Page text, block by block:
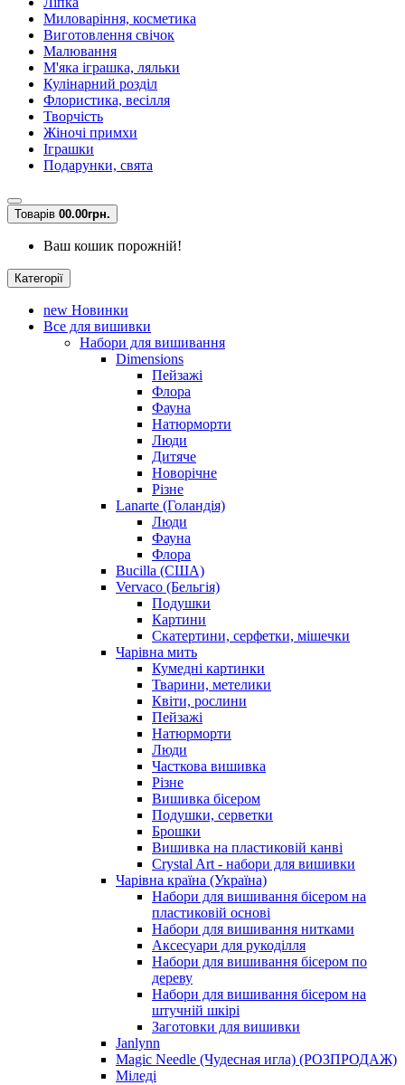
Миловаріння, косметика
Виготовлення свічок
Малювання
М'яка іграшка, ляльки
Кулінарний розділ
Флористика, весілля
Творчість
Жіночі примхи
Іграшки
Подарунки, свята
Товарів 00.00грн.
Ваш кошик порожній!
Категорії
new Новинки
Все для вишивки
Набори для вишивання
Dimensions
Пейзажі
Флора
Фауна
Натюрморти
Люди
Дитяче
Новорічне
Різне
Lanarte (Голандія)
Люди
Фауна
Флора
Bucilla (США)
Vervaco (Бельгія)
Подушки
Картини
Скатертини, серфетки, мішечки
Чарiвна мить
Кумедні картинки
Тварини, метелики
Квіти, рослини
Пейзажі
Натюрморти
Люди
Часткова вишивка
Різне
Вишивка бісером
Подушки, серветки
Брошки
Вишивка на пластиковій канві
Crystal Art - набори для вишивки
Чарівна країна (Україна)
Набори для вишивання бісером на
пластиковій основі
Набори для вишивання нитками
Аксесуари для рукоділля
Набори для вишивання бісером по
дереву
Набори для вишивання бісером на
штучній шкірі
Заготовки для вишивки
Janlynn
Magic Needle (Чудесная игла) (РОЗПРОДАЖ)
Міледі